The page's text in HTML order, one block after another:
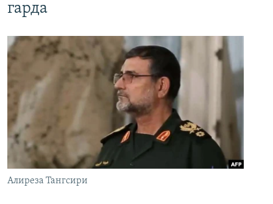
гарда
Алиреза Тангсири